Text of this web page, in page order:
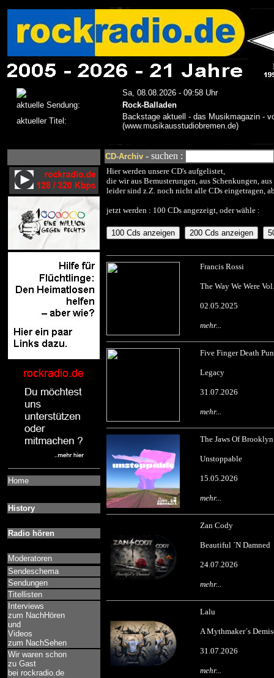
Home
History
Radio hören
Moderatoren
Sendeschema
Sendungen
Titellisten
Interviews
zum NachHören
und
Videos
zum NachSehen
Wir waren schon
zu Gast
bei rockradio.de
CD-Archiv - suchen :
Hier werden unsere CD's aufgelistet,
die wir aus Bemusterungen, aus Schenkungen,
leider sind z.Z. noch nicht alle CDs eingetragen,
jetzt werden : 100 CDs angezeigt, oder wähle :
Francis Rossi
The Way We Were
02.05.2025
mehr...
Five Finger Death
Legacy
31.07.2026
mehr...
The Jaws Of Brooklyn
Unstoppable
15.05.2026
mehr...
Zan Cody
Beautiful ´N Damned
24.07.2026
mehr...
Lalu
A Mythmaker´s
31.07.2026
mehr...